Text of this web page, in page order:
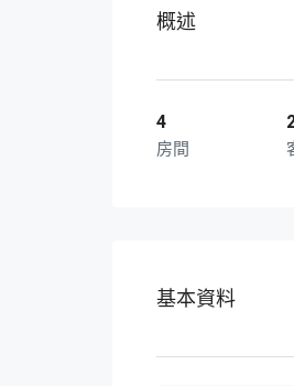
概述
4
房間
基本資料